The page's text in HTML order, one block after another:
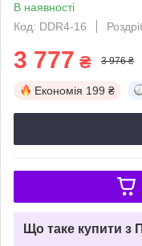
В наявності
Код: DDR4-16
3 777 ₴ 3 976 ₴
Економія 199 ₴
Що таке купити з